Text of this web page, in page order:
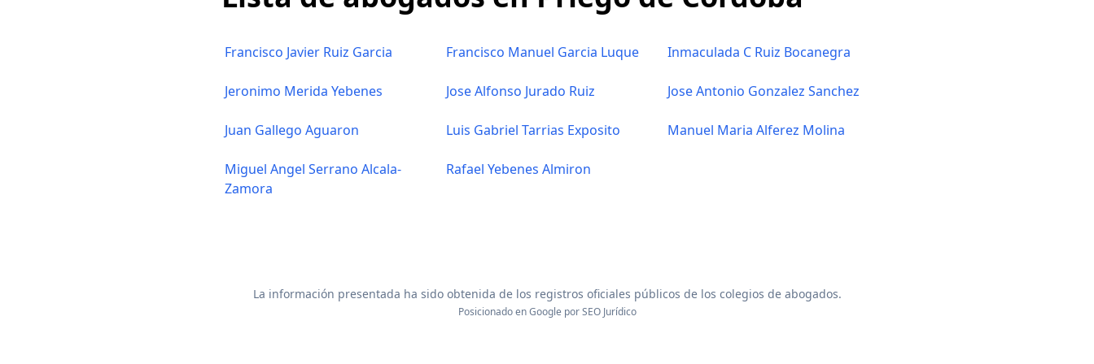
Francisco Javier Ruiz Garcia Francisco Manuel Garcia Luque Inmaculada C Ruiz Bocanegra
Jeronimo Merida Yebenes Jose Alfonso Jurado Ruiz Jose Antonio Gonzalez Sanchez
Juan Gallego Aguaron Luis Gabriel Tarrias Exposito Manuel Maria Alferez Molina
Miguel Angel Serrano Alcala-
Zamora
Rafael Yebenes Almiron
La información presentada ha sido obtenida de los registros oficiales públicos de los colegios de abogados.
Posicionado en Google porSEO Jurídico